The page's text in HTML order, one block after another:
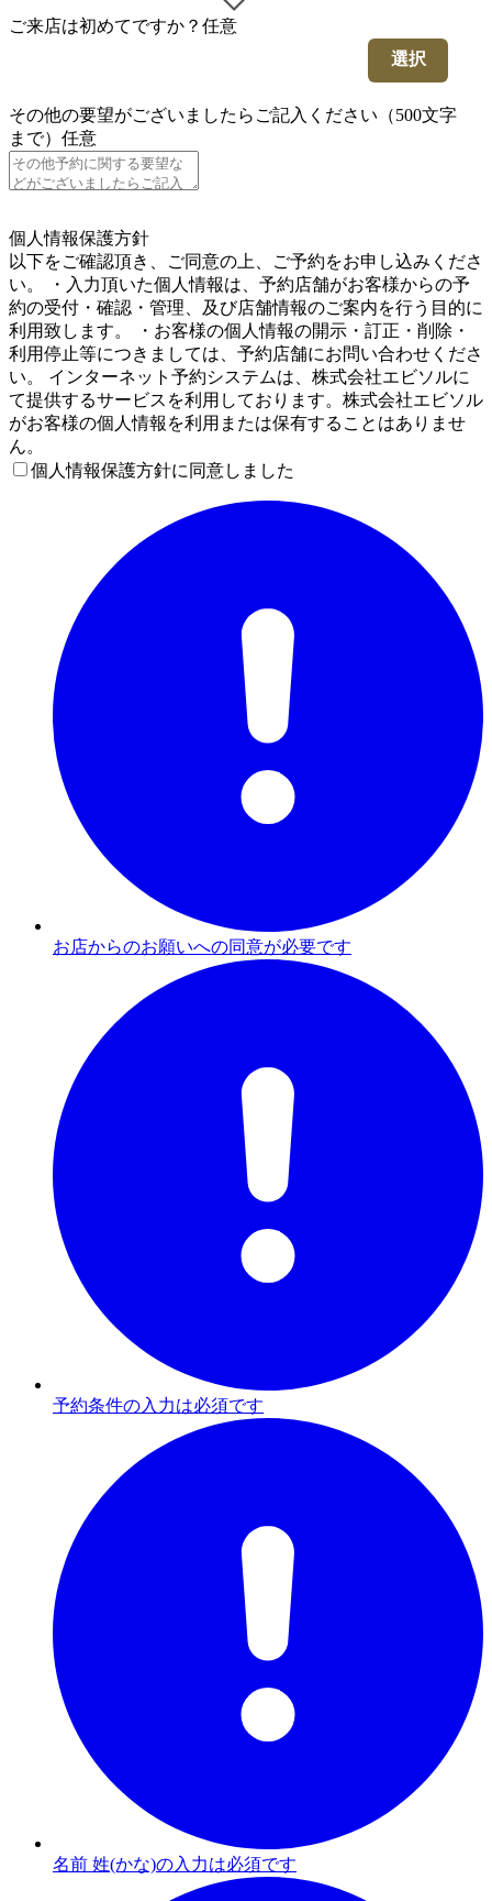
ご来店は初めてですか？ 任意
選択
その他の要望がございましたらご記入ください（500文字
まで） 任意
個人情報保護方針
以下をご確認頂き、ご同意の上、ご予約をお申し込みくださ
い。 ・入力頂いた個人情報は、予約店舗がお客様からの予
約の受付・確認・管理、及び店舗情報のご案内を行う目的に
利用致します。 ・お客様の個人情報の開示・訂正・削除・
利用停止等につきましては、予約店舗にお問い合わせくださ
い。 インターネット予約システムは、株式会社エビソルに
て提供するサービスを利用しております。株式会社エビソル
がお客様の個人情報を利用または保有することはありませ
ん。
個人情報保護方針に同意しました
お店からのお願いへの同意が必要です
予約条件の入力は必須です
名前 姓(かな)の入力は必須です